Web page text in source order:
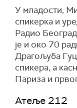
У младости,
спикерка и
Радио
је и око 70
Драгољуба
спикера, а
Париза и
Атеље 212